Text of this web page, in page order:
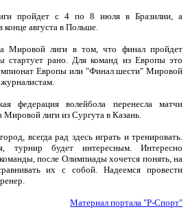
пройдет с 4 по 8 июля в Бразилии, а
августа в Польше.
Мировой лиги в том, что финал пройдет
стартует рано. Для команд из Европы это
Европы или "Финал шести" Мировой
журналистам.
федерация волейбола перенесла матчи
Мировой лиги из Сургута в Казань.
всегда рад здесь играть и тренировать.
турнир будет интересным. Интересно
после Олимпиады хочется понять, на
их с собой. Надеемся провести
Материал портала "Р-Спорт"